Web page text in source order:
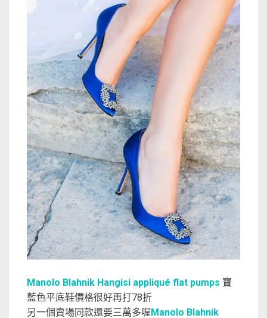
Manolo Blahnik Hangisi appliqué flat pumps 寶
藍色平底鞋價格很好再打78折
另一個賣場同款還要三萬多喔Manolo Blahnik